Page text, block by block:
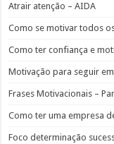
Atrair atenção – AIDA
Como se motivar todos
Como ter confiança e
Motivação para seguir
Frases Motivacionais –
Como ter uma empresa
Foco determinação